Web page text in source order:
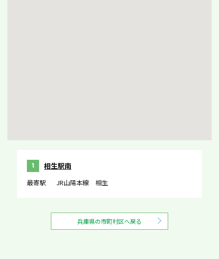
1 相生駅南
最寄駅 JR山陽本線 相生
兵庫県の市町村区へ戻る